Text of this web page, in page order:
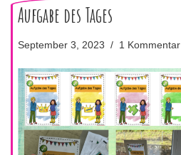
Aufgabe des Tages
September 3, 2023 1 Kommentar